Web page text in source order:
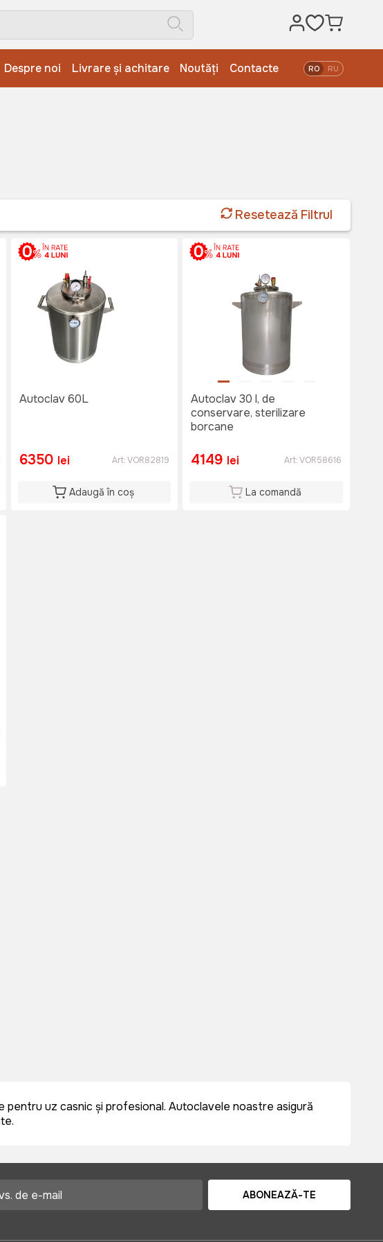
Despre noi Livrare și achitare Noutăți Contacte RO RU
Resetează Filtrul
Autoclav 60L
6350 lei Art:VOR82819
Adaugă în coș
Autoclav 30 l, de
conservare, sterilizare
borcane
4149 lei Art:VOR58616
La comandă
uz casnic și profesional. Autoclavele noastre asigură
ABONEAZĂ-TE